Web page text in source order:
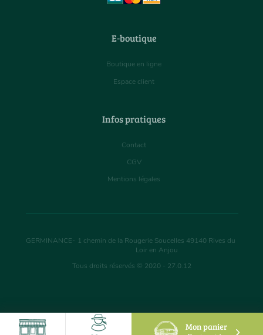
Mon panier
E-boutique
Boutique en ligne
Espace client
Infos pratiques
Contact
CGV
Mentions légales
GERMINANCE- 1 chemin de la Rougerie Soucelles 49140 Rives du
Loir en Anjou
Tous droits réservés © 2020 - 27.0.12